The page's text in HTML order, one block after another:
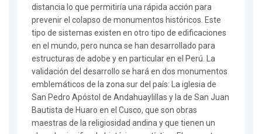
distancia lo que permitiría una rápida acción para
prevenir el colapso de monumentos históricos. Este
tipo de sistemas existen en otro tipo de edificaciones
en el mundo, pero nunca se han desarrollado para
estructuras de adobe y en particular en el Perú. La
validación del desarrollo se hará en dos monumentos
emblemáticos de la zona sur del país: La iglesia de
San Pedro Apóstol de Andahuaylillas y la de San Juan
Bautista de Huaro en el Cusco, que son obras
maestras de la religiosidad andina y que tienen un